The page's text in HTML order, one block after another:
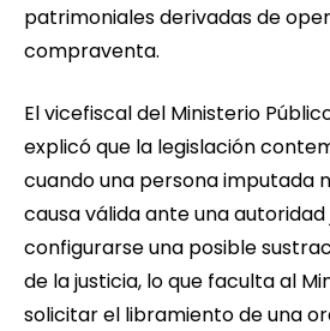
patrimoniales derivadas de
compraventa.
El vicefiscal del Ministerio
explicó que la legislación
cuando una persona imputada
causa válida ante una autoridad
configurarse una posible
de la justicia, lo que faculta al
solicitar el libramiento de una